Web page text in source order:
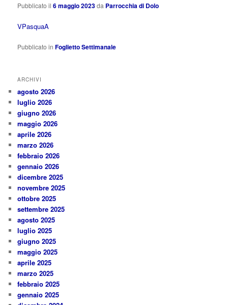
Pubblicato il6 maggio 2023da Parrocchia di Dolo
VPasquaA
Pubblicato in Foglietto Settimanale
ARCHIVI
agosto 2026
luglio 2026
giugno 2026
maggio 2026
aprile 2026
marzo 2026
febbraio 2026
gennaio 2026
dicembre 2025
novembre 2025
ottobre 2025
settembre 2025
agosto 2025
luglio 2025
giugno 2025
maggio 2025
aprile 2025
marzo 2025
febbraio 2025
gennaio 2025